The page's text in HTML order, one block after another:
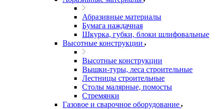
Абразивные материалы
Бумага наждачная
Шкурка, губки, блоки шлифовальные
Высотные конструкции
Высотные конструкции
Вышки-туры, леса строительные
Лестницы строительные
Столы малярные, помосты
Стремянки
Газовое и сварочное оборудование